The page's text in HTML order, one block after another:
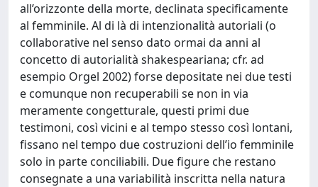
all’orizzonte della morte, declinata specificamente
al femminile. Al di là di intenzionalità autoriali (o
collaborative nel senso dato ormai da anni al
concetto di autorialità shakespeariana; cfr. ad
esempio Orgel 2002) forse depositate nei due testi
e comunque non recuperabili se non in via
meramente congetturale, questi primi due
testimoni, così vicini e al tempo stesso così lontani,
fissano nel tempo due costruzioni dell’io femminile
solo in parte conciliabili. Due figure che restano
consegnate a una variabilità inscritta nella natura